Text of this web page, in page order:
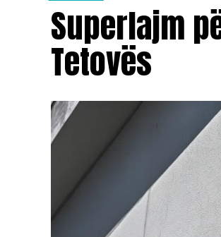
Superlajm
Tetovës